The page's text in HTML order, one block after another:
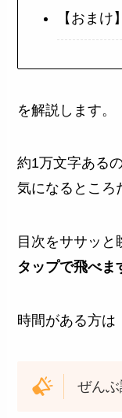
【おま
を解説します。
約1万文字あるの
気になるところ
目次をササッと
タップで飛べま
時間がある方は
ぜん